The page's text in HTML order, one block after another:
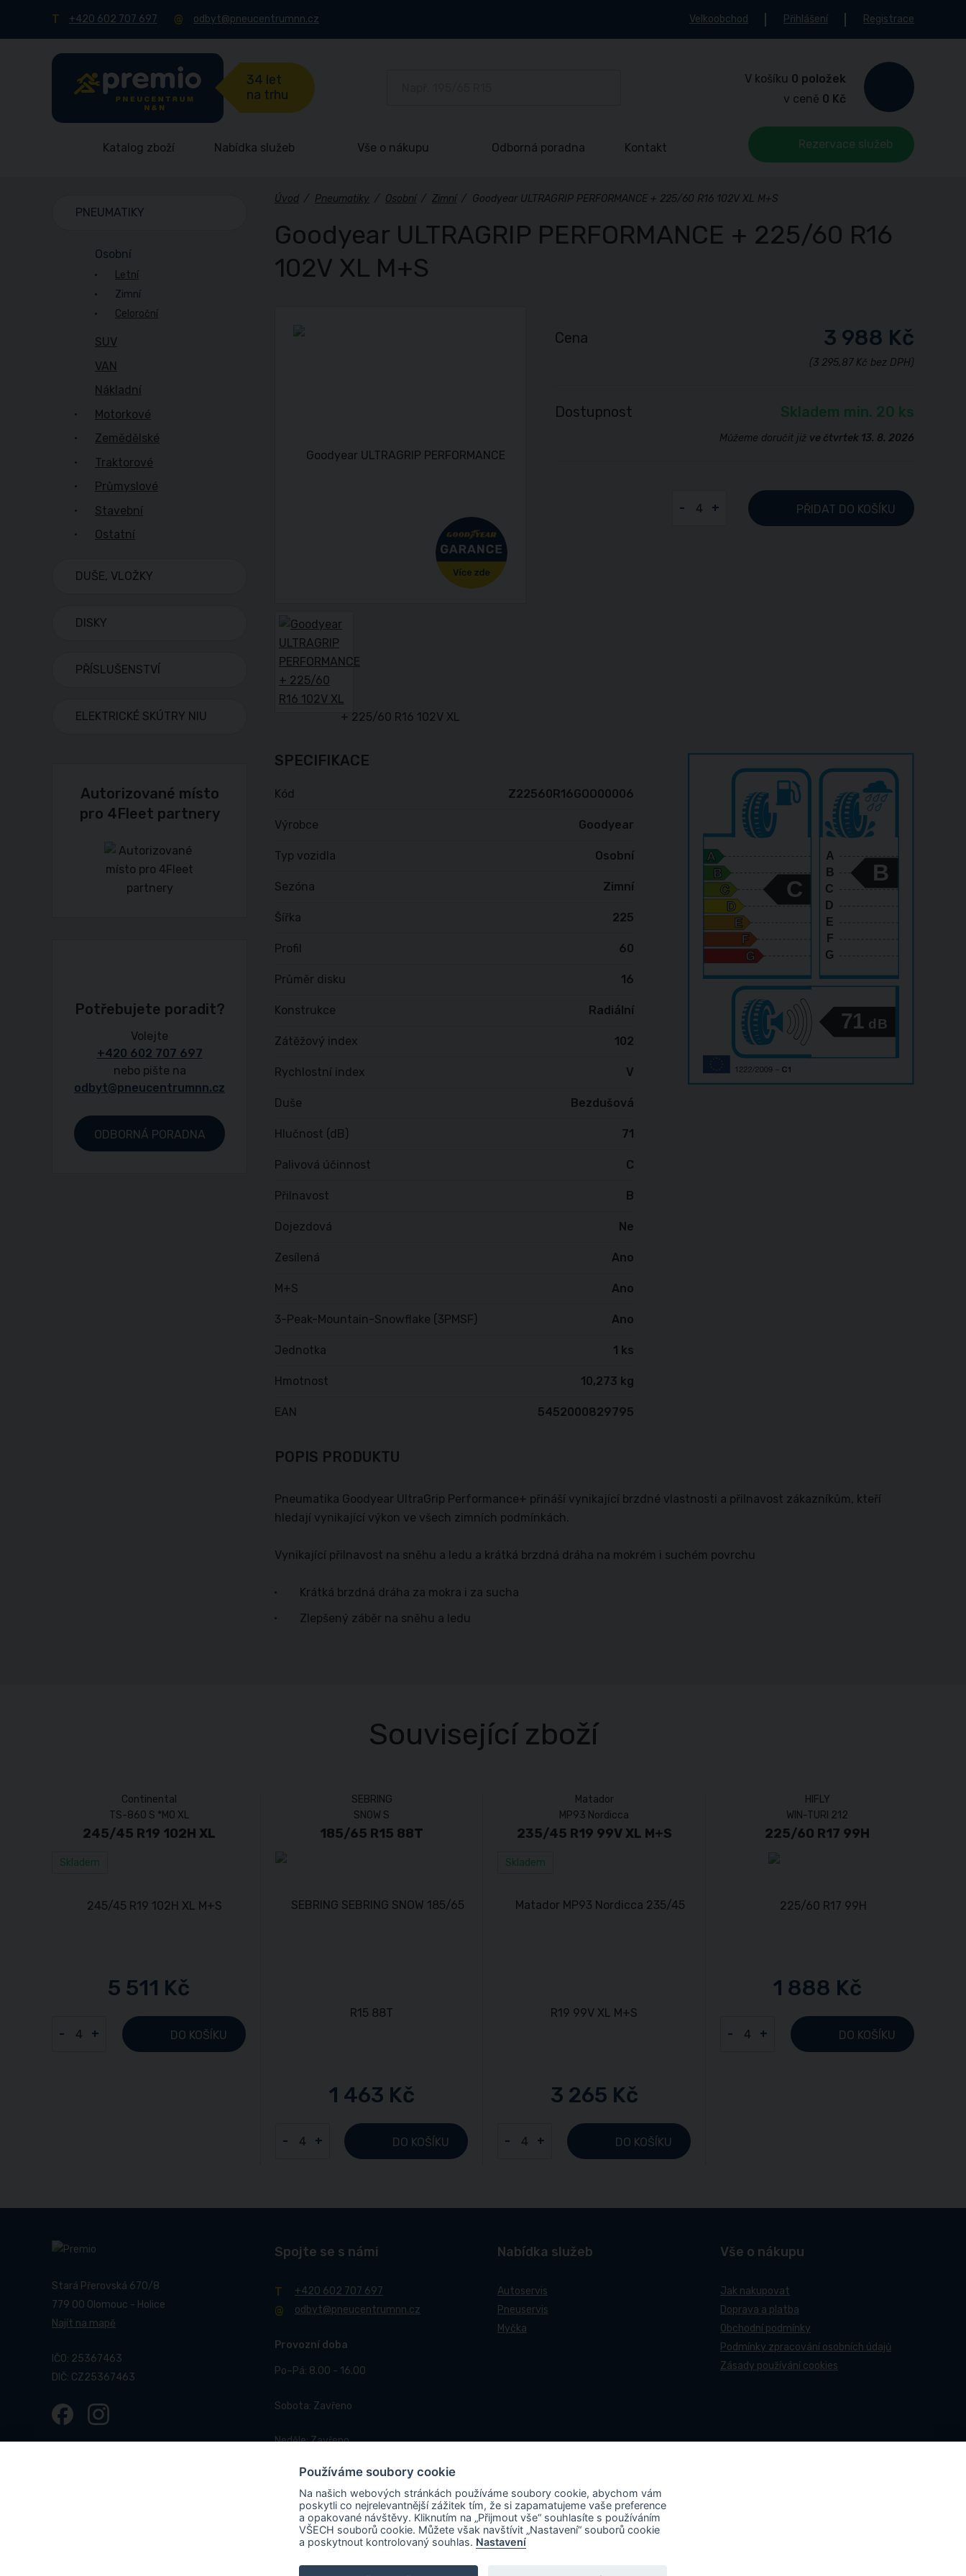
+420 602 707 697 odbyt@pneucentrumnn.cz Velkoobchod Přihlášení Registrace
34 let
na trhu
V košíku 0 položek
v ceně 0 Kč
Katalog zboží Nabídka služeb Vše o nákupu Odborná poradna Kontakt Rezervace služeb
Úvod / Pneumatiky / Osobní / Zimní / Goodyear ULTRAGRIP PERFORMANCE + 225/60 R16 102V XL M+S
Goodyear ULTRAGRIP PERFORMANCE + 225/60 R16
102V XL M+S
Cena 3 988 Kč
(3 295,87 Kč bez DPH)
Dostupnost Skladem min. 20 ks
Můžeme doručit již ve čtvrtek 13. 8. 2026
- + PŘIDAT DO KOŠÍKU
SPECIFIKACE
Kód Z22560R16GOO00006
Výrobce Goodyear
Typ vozidla Osobní
Sezóna Zimní
Šířka 225
Profil 60
Průměr disku 16
Konstrukce Radiální
Zátěžový index 102
Rychlostní index V
Duše Bezdušová
Hlučnost (dB) 71
Palivová účinnost C
Přilnavost B
Dojezdová Ne
Zesílená Ano
M+S Ano
3-Peak-Mountain-Snowflake (3PMSF) Ano
Jednotka 1 ks
Hmotnost 10,273 kg
EAN 5452000829795
A
B
C
D
E
F
G
71 dB
C
B
POPIS PRODUKTU
Pneumatika Goodyear UltraGrip Performance+ přináší vynikající brzdné vlastnosti a přilnavost zákazníkům, kteří
hledají vynikající výkon ve všech zimních podmínkách.
Vynikající přilnavost na sněhu a ledu a krátká brzdná dráha na mokrém i suchém povrchu
Krátká brzdná dráha za mokra i za sucha
Zlepšený záběr na sněhu a ledu
PNEUMATIKY
Osobní
Letní
Zimní
Celoroční
SUV
VAN
Nákladní
Motorkové
Zemědělské
Traktorové
Průmyslové
Stavební
Ostatní
DUŠE, VLOŽKY
DISKY
PŘÍSLUŠENSTVÍ
ELEKTRICKÉ SKÚTRY NIU
Autorizované místo
pro 4Fleet partnery
Potřebujete poradit?
Volejte
+420 602 707 697
nebo pište na
odbyt@pneucentrumnn.cz
ODBORNÁ PORADNA
Související zboží
Continental
TS-860 S *MO XL
245/45 R19 102H XL
Skladem
5 511 Kč
- + DO KOŠÍKU
SEBRING
SNOW S
185/65 R15 88T
1 463 Kč
- + DO KOŠÍKU
Matador
MP93 Nordicca
235/45 R19 99V XL M+S
Skladem
3 265 Kč
- + DO KOŠÍKU
HIFLY
WIN-TURI 212
225/60 R17 99H
1 888 Kč
- + DO KOŠÍKU
Stará Přerovská 670/8
779 00 Olomouc - Holice
Najít na mapě
IČO: 25367463
DIČ: CZ25367463
Spojte se s námi
+420 602 707 697
odbyt@pneucentrumnn.cz
Provozní doba
Po–Pá: 8.00 - 16.00
Sobota: Zavřeno
Neděle: Zavřeno
Nabídka služeb
Autoservis
Pneuservis
Myčka
Vše o nákupu
Jak nakupovat
Doprava a platba
Obchodní podmínky
Podmínky zpracování osobních údajů
Zásady používání cookies
Webové stránky realizovalMatosoft.
PNEUCENTRUM N & N s. r. o.ve spolupráci s Ministerstvem průmyslu a obchodu v rámci Národního plánu obnovy účastní projektu s názvem
Používáme soubory cookie
Na našich webových stránkách používáme soubory cookie, abychom vám
poskytli co nejrelevantnější zážitek tím, že si zapamatujeme vaše preference
a opakované návštěvy. Kliknutím na „Přijmout vše“ souhlasíte s používáním
VŠECH souborů cookie. Můžete však navštívit „Nastavení“ souborů cookie
a poskytnout kontrolovaný souhlas. Nastavení